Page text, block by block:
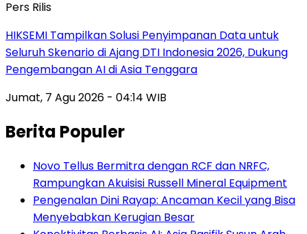
Pers Rilis
HIKSEMI Tampilkan Solusi Penyimpanan Data untuk
Seluruh Skenario di Ajang DTI Indonesia 2026, Dukung
Pengembangan AI di Asia Tenggara
Jumat, 7 Agu 2026 - 04:14 WIB
Berita Populer
Novo Tellus Bermitra dengan RCF dan NRFC,
Rampungkan Akuisisi Russell Mineral Equipment
Pengenalan Dini Rayap: Ancaman Kecil yang Bisa
Menyebabkan Kerugian Besar